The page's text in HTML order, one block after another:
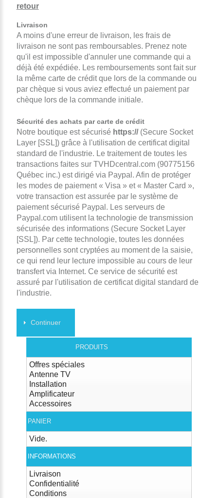
retour
Livraison
A moins d'une erreur de livraison, les frais de
livraison ne sont pas remboursables. Prenez note
qu'il est impossible d'annuler une commande qui a
déjà été expédiée. Les remboursements sont fait sur
la même carte de crédit que lors de la commande ou
par chèque si vous aviez effectué un paiement par
chèque lors de la commande initiale.
Sécurité des achats par carte de crédit
Notre boutique est sécurisé https://(Secure Socket
Layer [SSL]) grâce à l'utilisation de certificat digital
standard de l'industrie. Le traitement de toutes les
transactions faites sur TVHDcentral.com (90775156
Québec inc.) est dirigé via Paypal. Afin de protéger
les modes de paiement « Visa » et « Master Card »,
votre transaction est assurée par le système de
paiement sécurisé Paypal. Les serveurs de
Paypal.com utilisent la technologie de transmission
sécurisée des informations (Secure Socket Layer
[SSL]). Par cette technologie, toutes les données
personnelles sont cryptées au moment de la saisie,
ce qui rend leur lecture impossible au cours de leur
transfert via Internet. Ce service de sécurité est
assuré par l'utilisation de certificat digital standard de
l'industrie.
Continuer
PRODUITS
Offres spéciales
Antenne TV
Installation
Amplificateur
Accessoires
PANIER
Vide.
INFORMATIONS
Livraison
Confidentialité
Conditions